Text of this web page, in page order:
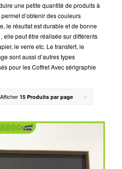
une petite quantité de produits à
d’obtenir des couleurs
le résultat est durable et de bonne
elle peut être réalisée sur différents
le verre etc. Le transfert, le
sont aussi d’autres types
pour les Coffret Avec sérigraphie
Afficher 15 Produits par page